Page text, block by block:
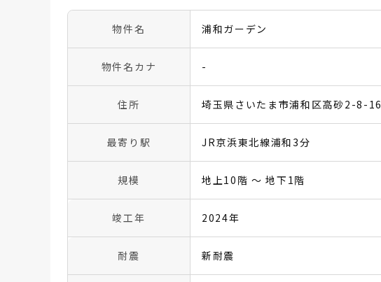
物件名 浦和ガーデン
物件名カナ -
住所 埼玉県さいたま市浦和区高砂2-8-16
最寄り駅 JR京浜東北線浦和3分
規模 地上10階 〜 地下1階
竣工年 2024年
耐震 新耐震